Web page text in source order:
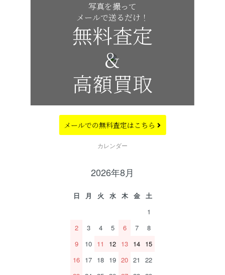
写真を撮って
メールで送るだけ！
無料査定
&
高額買取
メールでの無料査定はこちら
CALENDAR
カレンダー
2026年8月
日 月 火 水 木 金
土
1
2
3 4 5 6 7
8
9
10 11 12 13 14 15
16 17 18 19 20 21
22